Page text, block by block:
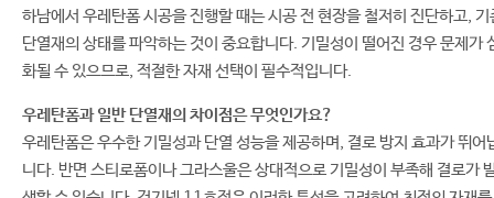
하남에서 우레탄폼 시공을 진행할 때는 시공 전 현장을 철저히 진단하고, 기
단열재의 상태를 파악하는 것이 중요합니다. 기밀성이 떨어진 경우 문제가
화될 수 있으므로, 적절한 자재 선택이 필수적입니다.
우레탄폼과 일반 단열재의 차이점은 무엇인가요?
우레탄폼은 우수한 기밀성과 단열 성능을 제공하며, 결로 방지 효과가 뛰어
니다. 반면 스티로폼이나 그라스울은 상대적으로 기밀성이 부족해 결로가